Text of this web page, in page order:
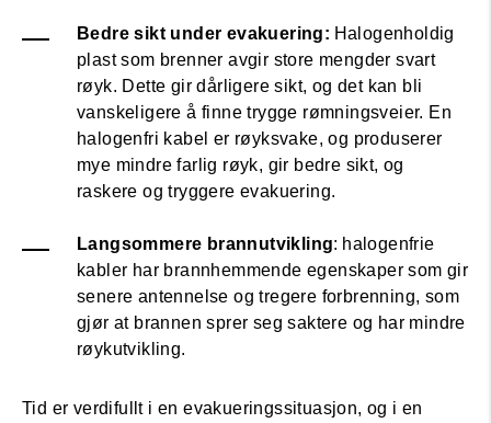
Bedre sikt under evakuering: Halogenholdig
plast som brenner avgir store mengder svart
røyk. Dette gir dårligere sikt, og det kan bli
vanskeligere å finne trygge rømningsveier. En
halogenfri kabel er røyksvake, og produserer
mye mindre farlig røyk, gir bedre sikt, og
raskere og tryggere evakuering.
Langsommere brannutvikling: halogenfrie
kabler har brannhemmende egenskaper som gir
senere antennelse og tregere forbrenning, som
gjør at brannen sprer seg saktere og har mindre
røykutvikling.
Tid er verdifullt i en evakueringssituasjon, og i en